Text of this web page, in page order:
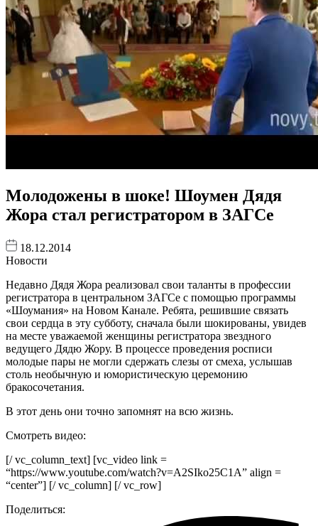
Молодожены в шоке! Шоумен Дядя
Жора стал регистратором в ЗАГСе
18.12.2014
Новости
Недавно Дядя Жора реализовал свои таланты в профессии
регистратора в центральном ЗАГСе с помощью программы
«Шоумания» на Новом Канале. Ребята, решившие связать
свои сердца в эту субботу, сначала были шокированы, увидев
на месте уважаемой женщины регистратора звездного
ведущего Дядю Жору. В процессе проведения росписи
молодые пары не могли сдержать слезы от смеха, услышав
столь необычную и юмористическую церемонию
бракосочетания.
В этот день они точно запомнят на всю жизнь.
Смотреть видео:
[/ vc_column_text] [vc_video link =
“https://www.youtube.com/watch?v=A2SIko25C1A” align =
“center”] [/ vc_column] [/ vc_row]
Поделиться: